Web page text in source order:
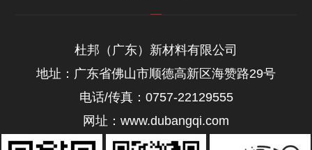
杜邦（广东）新材料有限公司
地址：广东省佛山市顺德高新区海赞路29号
电话/传真：0757-22129555
网址：www.dubangqi.com